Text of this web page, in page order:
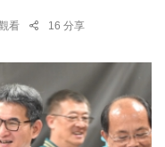
看 16 分享